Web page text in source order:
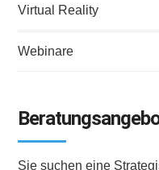
Virtual Reality
Webinare
Sie suchen eine